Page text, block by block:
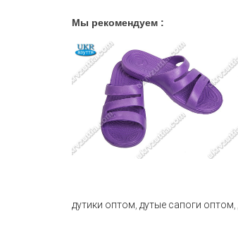
Мы рекомендуем :
дутики оптом дутые сапоги оптом